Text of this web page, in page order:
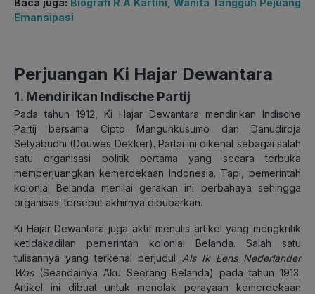
Emansipasi
Perjuangan Ki Hajar Dewantara
1. Mendirikan Indische Partij
Pada tahun 1912, Ki Hajar Dewantara mendirikan Indische
Partij bersama Cipto Mangunkusumo dan Danudirdja
Setyabudhi (Douwes Dekker). Partai ini dikenal sebagai salah
satu organisasi politik pertama yang secara terbuka
memperjuangkan kemerdekaan Indonesia. Tapi, pemerintah
kolonial Belanda menilai gerakan ini berbahaya sehingga
organisasi tersebut akhirnya dibubarkan.
Ki Hajar Dewantara juga aktif menulis artikel yang mengkritik
ketidakadilan pemerintah kolonial Belanda. Salah satu
tulisannya yang terkenal berjudul Als Ik Eens Nederlander
Was(Seandainya Aku Seorang Belanda) pada tahun 1913.
Artikel ini dibuat untuk menolak perayaan kemerdekaan